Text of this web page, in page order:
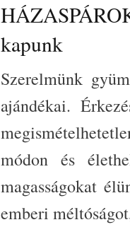
kapunk
Szerelmünk
ajándékai.
módon és
magasságokat
emberi